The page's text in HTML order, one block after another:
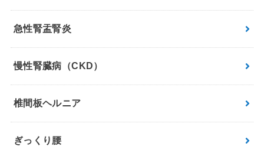
急性腎盂腎炎
慢性腎臓病（CKD）
椎間板ヘルニア
ぎっくり腰